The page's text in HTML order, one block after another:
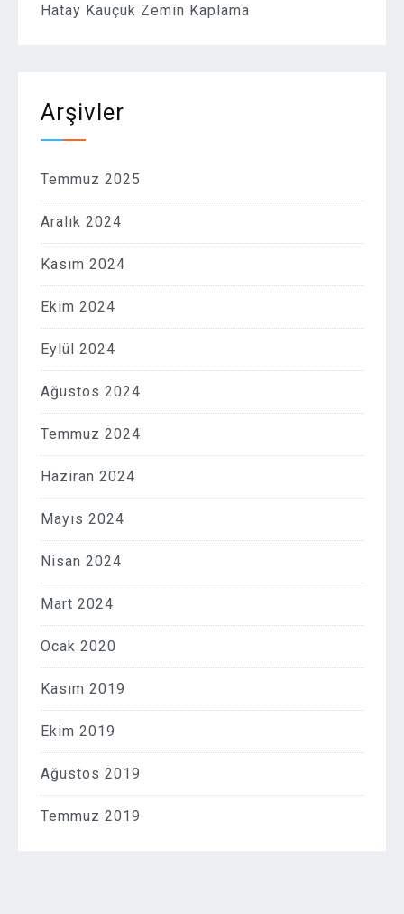
Hatay Kauçuk Zemin Kaplama
Arşivler
Temmuz 2025
Aralık 2024
Kasım 2024
Ekim 2024
Eylül 2024
Ağustos 2024
Temmuz 2024
Haziran 2024
Mayıs 2024
Nisan 2024
Mart 2024
Ocak 2020
Kasım 2019
Ekim 2019
Ağustos 2019
Temmuz 2019